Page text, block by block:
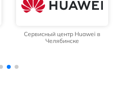
Сервисный центр Huawei в
Челябинске